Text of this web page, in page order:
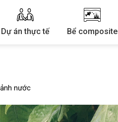
Dự án thực tế Bể composite
nước